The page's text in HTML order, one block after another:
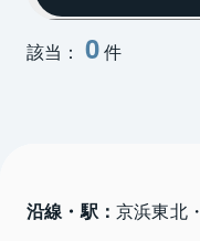
該当： 0件
沿線・駅： 京浜東北